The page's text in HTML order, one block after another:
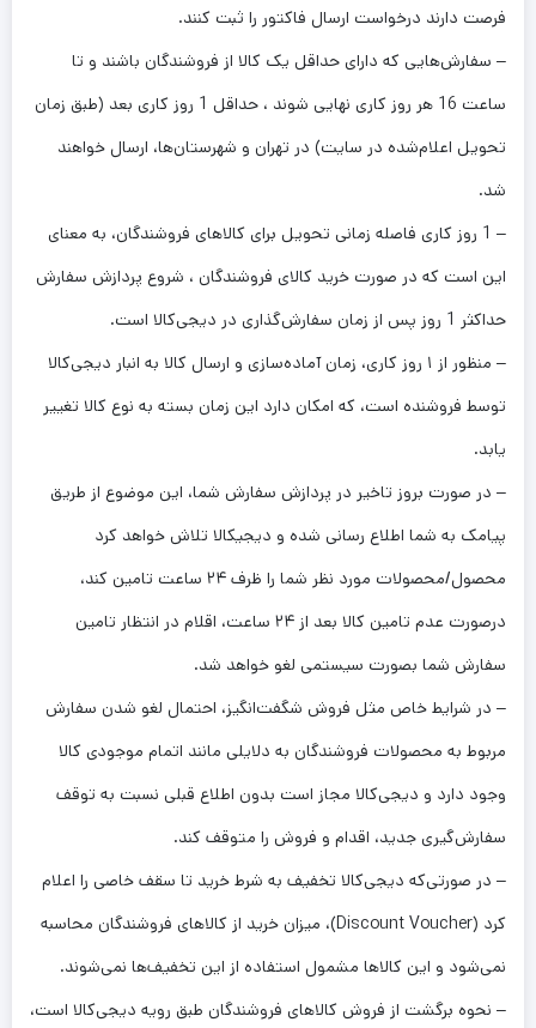
فرصت دارند درخواست ارسال فاکتور را ثبت کنند.
– سفارش‌هایی که دارای حداقل یک کالا از فروشندگان باشند و تا
ساعت 16 هر روز کاری نهایی شوند ، حداقل 1 روز کاری بعد (طبق زمان
تحویل اعلام‌شده در سایت) در تهران و شهرستان‌ها، ارسال خواهند
شد.
– 1 روز کاری فاصله زمانی تحویل برای کالاهای فروشندگان، به معنای
این است که در صورت خرید کالای فروشندگان ، شروع پردازش سفارش
حداکثر 1 روز پس از زمان سفارش‌گذاری در دیجی‌کالا است.
– منظور از ۱ روز کاری، زمان آماده‌سازی و ارسال کالا به انبار دیجی‌کالا
توسط فروشنده است، که امکان دارد این زمان بسته به نوع کالا تغییر
یابد.
– در صورت بروز تاخیر در پردازش سفارش شما، این موضوع از طریق
پیامک به شما اطلاع رسانی شده و دیجی­کالا تلاش خواهد کرد
محصول/محصولات مورد نظر شما را ظرف ۲۴ ساعت تامین کند،
درصورت عدم تامین کالا بعد از ۲۴ ساعت، اقلام در انتظار تامین
سفارش شما بصورت سیستمی لغو خواهد شد.
– در شرایط خاص مثل فروش شگفت‌انگیز، احتمال لغو شدن سفارش
مربوط به محصولات فروشندگان به دلایلی مانند اتمام موجودی کالا
وجود دارد و دیجی‌کالا مجاز است بدون اطلاع قبلی نسبت به توقف
سفارش‌‏گیری جدید، اقدام و فروش را متوقف کند.
– در صورتی‌که دیجی‌کالا تخفیف به شرط خرید تا سقف خاصی را اعلام
کرد (Discount Voucher)، میزان خرید از کالاهای فروشندگان محاسبه
نمی‌شود و این کالاها مشمول استفاده از این تخفیف‌ها نمی‌شوند.
– نحوه برگشت از فروش کالاهای فروشندگان طبق رویه دیجی‌کالا است،